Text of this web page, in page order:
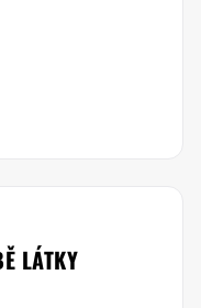
LÁTKY